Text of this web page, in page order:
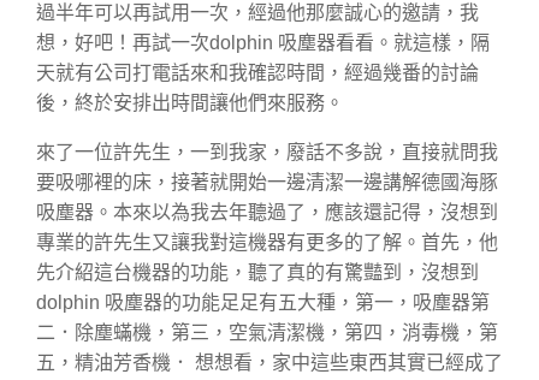
過半年可以再試用一次，經過他那麼誠心的邀請，我
想，好吧！再試一次dolphin 吸塵器看看。就這樣，隔
天就有公司打電話來和我確認時間，經過幾番的討論
後，終於安排出時間讓他們來服務。
來了一位許先生，一到我家，廢話不多說，直接就問我
要吸哪裡的床，接著就開始一邊清潔一邊講解德國海豚
吸塵器。本來以為我去年聽過了，應該還記得，沒想到
專業的許先生又讓我對這機器有更多的了解。首先，他
先介紹這台機器的功能，聽了真的有驚豔到，沒想到
dolphin 吸塵器的功能足足有五大種，第一，吸塵器第
二．除塵蟎機，第三，空氣清潔機，第四，消毒機，第
五，精油芳香機． 想想看，家中這些東西其實已經成了